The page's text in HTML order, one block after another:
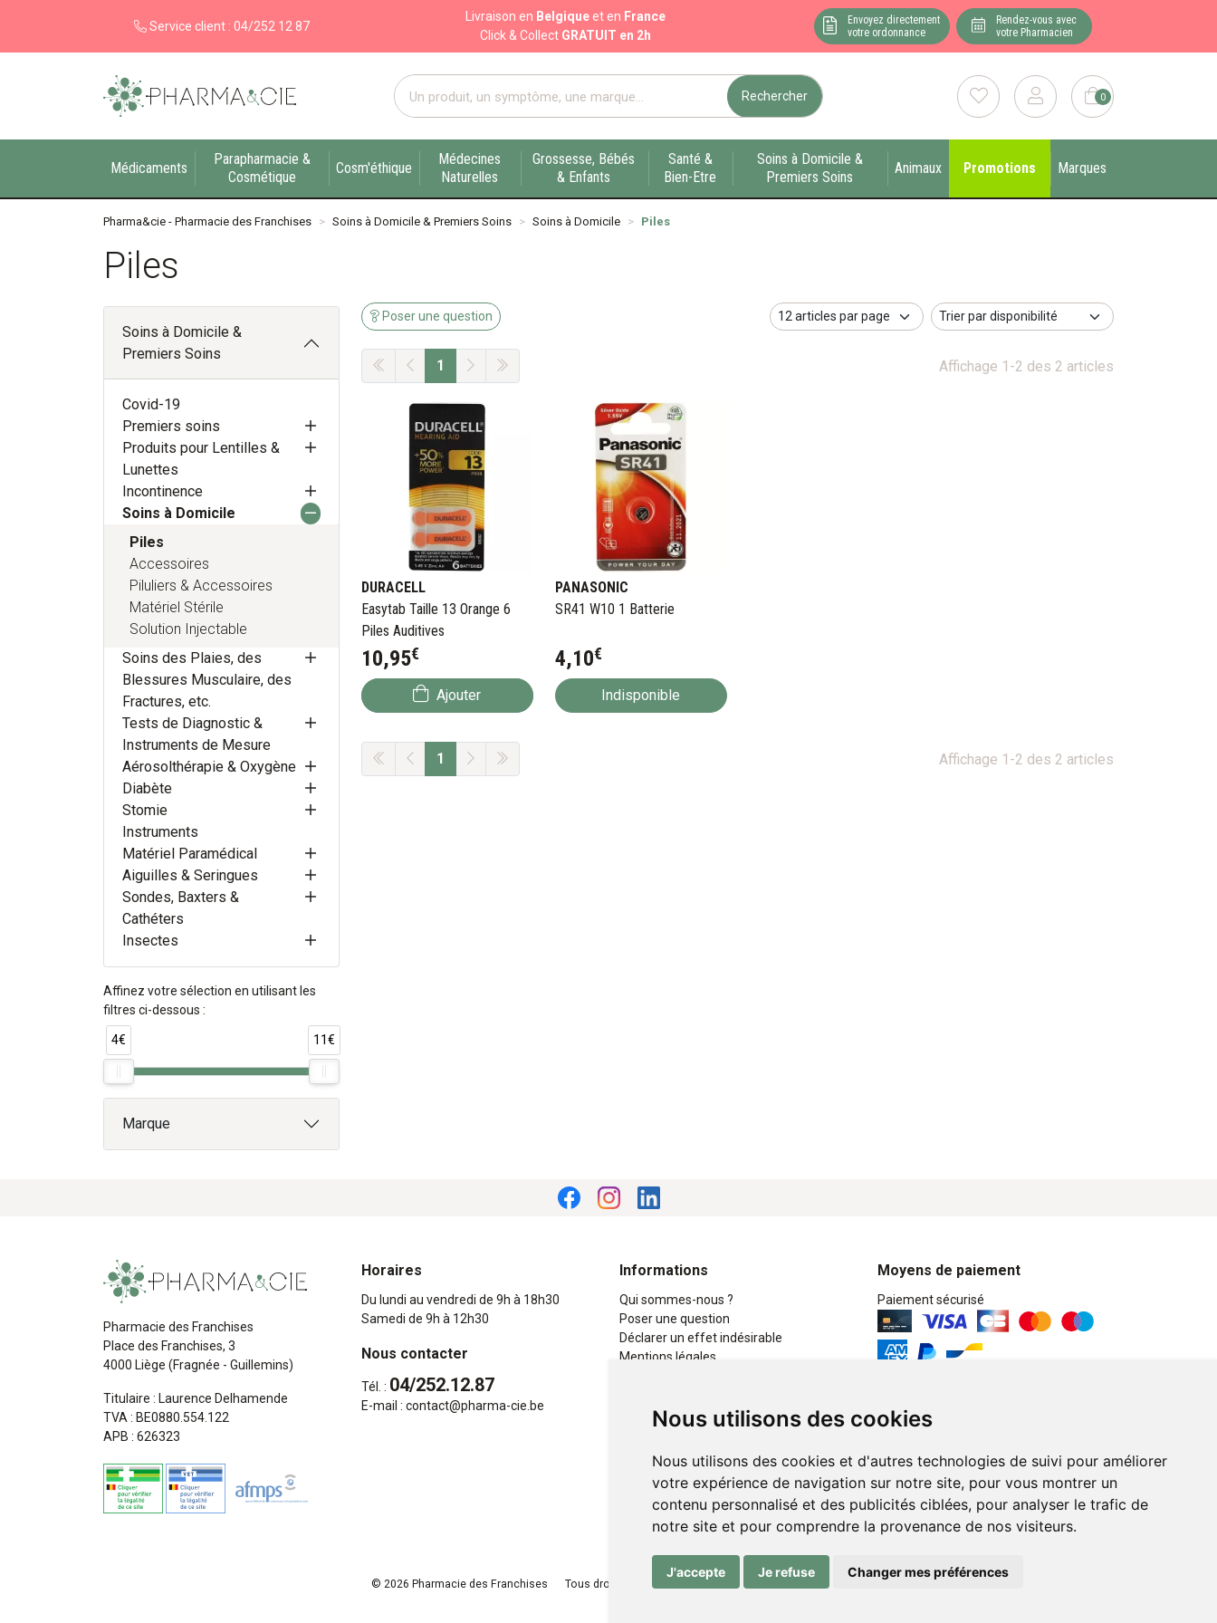
Nous utilisons des cookies
Nous utilisons des cookies et d'autres technologies de suivi pour améliorer
votre expérience de navigation sur notre site, pour vous montrer un
contenu personnalisé et des publicités ciblées, pour analyser le trafic de
notre site et pour comprendre la provenance de nos visiteurs.
J'accepte Je refuse Changer mes préférences
Service client : 04/252 12 87
Livraison en Belgique et en France
Click & Collect GRATUIT en 2h
Envoyez directement
votre ordonnance
Rendez-vous avec
votre Pharmacien
Pharma&cie - Pharmacie des Franchises Votre export pharmacie en ligne à votre service sur Liège 0
Rechercher
Médicaments
Parapharmacie &
Cosmétique
Cosm'éthique
Médecines
Naturelles
Grossesse, Bébés
& Enfants
Santé &
Bien-Etre
Soins à Domicile &
Premiers Soins
Animaux Promotions Marques
Pharma&cie - Pharmacie des Franchises Soins à Domicile & Premiers Soins Soins à Domicile Piles
Piles
Poser une question
Affichage 1-2 des 2 articles
1
DURACELL
Easytab Taille 13 Orange 6
Piles Auditives
10,95€
Ajouter
PANASONIC
SR41 W10 1 Batterie
4,10€
Indisponible
Affichage 1-2 des 2 articles
1
Soins à Domicile &
Premiers Soins
Covid-19
Premiers soins
Produits pour Lentilles &
Lunettes
Incontinence
Soins à Domicile
Piles
Accessoires
Piluliers & Accessoires
Matériel Stérile
Solution Injectable
Soins des Plaies, des
Blessures Musculaire, des
Fractures, etc.
Tests de Diagnostic &
Instruments de Mesure
Aérosolthérapie & Oxygène
Diabète
Stomie
Instruments
Matériel Paramédical
Aiguilles & Seringues
Sondes, Baxters &
Cathéters
Insectes
Affinez votre sélection en utilisant les
filtres ci-dessous :
4€ 11€
Marque
Pharmacie des Franchises
Place des Franchises, 3
4000 Liège (Fragnée - Guillemins)
Titulaire : Laurence Delhamende
TVA : BE0880.554.122
APB : 626323
Horaires
Du lundi au vendredi de 9h à 18h30
Samedi de 9h à 12h30
Nous contacter
Tél. : 04/252.12.87
E-mail : contact@pharma-cie.be
Informations
Qui sommes-nous ?
Poser une question
Déclarer un effet indésirable
Mentions légales
Cookies
Moyens de paiement
Paiement sécurisé
Retrait à la pharmacie en Click & Collect
Livraison cyclo-urbaines à Liège avec :
Service professionnel et écologique de
livraisons rapides et fiables.
© 2026 Pharmacie des Franchises Tous droits réservés Apotekisto , pharmacie en ligne